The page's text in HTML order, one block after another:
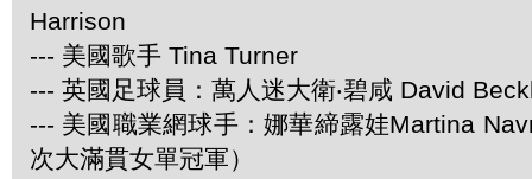
Harrison
--- 美國歌手 Tina Turner
--- 英國足球員：萬人迷大衛‧碧咸 David
--- 美國職業網球手：娜華締露娃Martina
次大滿貫女單冠軍）